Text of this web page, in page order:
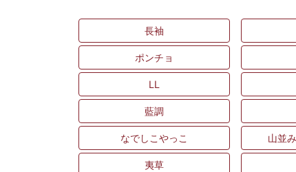
長袖
ポンチョ
LL
藍調
なでしこやっこ 山並
夷草